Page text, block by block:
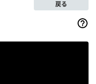
戻る